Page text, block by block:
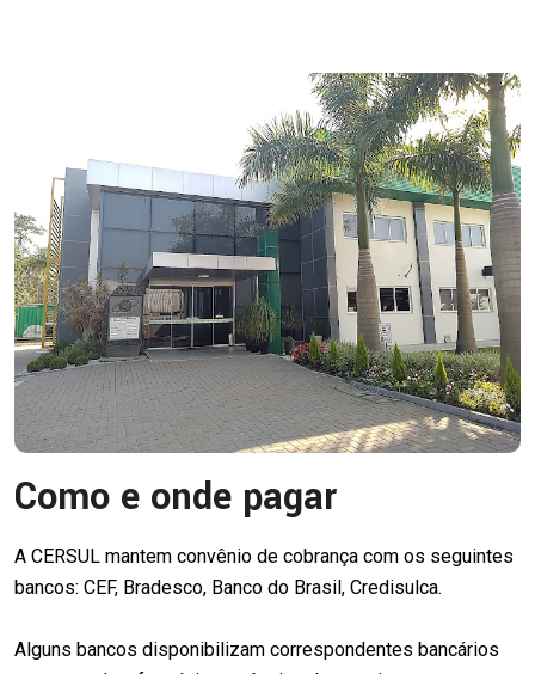
Como e onde pagar
A CERSUL mantem convênio de cobrança com os seguintes
bancos: CEF, Bradesco, Banco do Brasil, Credisulca.
Alguns bancos disponibilizam correspondentes bancários